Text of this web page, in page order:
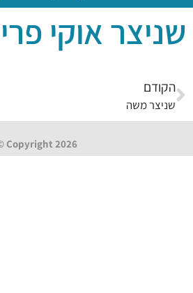
שניצר אוקי
הקודם
שניצר משה
Copyright 2026 © האיגוד העולמי של יוצאי ווהלין בישראל